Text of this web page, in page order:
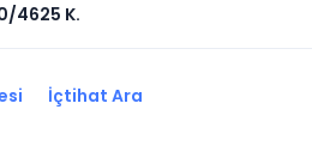
4625 K.
İçtihat Ara